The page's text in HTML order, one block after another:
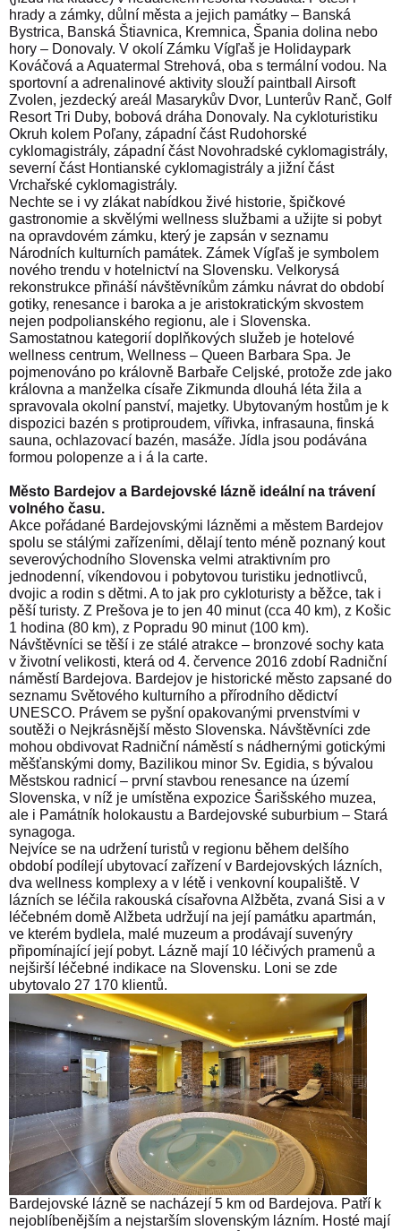
hrady a zámky, důlní města a jejich památky – Banská
Bystrica, Banská Štiavnica, Kremnica, Špania dolina nebo
hory – Donovaly. V okolí Zámku Vígľaš je Holidaypark
Kováčová a Aquatermal Strehová, oba s termální vodou. Na
sportovní a adrenalinové aktivity slouží paintball Airsoft
Zvolen, jezdecký areál Masarykův Dvor, Lunterův Ranč, Golf
Resort Tri Duby, bobová dráha Donovaly. Na cykloturistiku
Okruh kolem Poľany, západní část Rudohorské
cyklomagistrály, západní část Novohradské cyklomagistrály,
severní část Hontianské cyklomagistrály a jižní část
Vrchařské cyklomagistrály.
Nechte se i vy zlákat nabídkou živé historie, špičkové
gastronomie a skvělými wellness službami a užijte si pobyt
na opravdovém zámku, který je zapsán v seznamu
Národních kulturních památek. Zámek Vígľaš je symbolem
nového trendu v hotelnictví na Slovensku. Velkorysá
rekonstrukce přináší návštěvníkům zámku návrat do období
gotiky, renesance i baroka a je aristokratickým skvostem
nejen podpolianského regionu, ale i Slovenska.
Samostatnou kategorií doplňkových služeb je hotelové
wellness centrum, Wellness – Queen Barbara Spa. Je
pojmenováno po královně Barbaře Celjské, protože zde jako
královna a manželka císaře Zikmunda dlouhá léta žila a
spravovala okolní panství, majetky. Ubytovaným hostům je k
dispozici bazén s protiproudem, vířivka, infrasauna, finská
sauna, ochlazovací bazén, masáže. Jídla jsou podávána
formou polopenze a i á la carte.
Město Bardejov a Bardejovské lázně ideální na trávení
volného času.
Akce pořádané Bardejovskými lázněmi a městem Bardejov
spolu se stálými zařízeními, dělají tento méně poznaný kout
severovýchodního Slovenska velmi atraktivním pro
jednodenní, víkendovou i pobytovou turistiku jednotlivců,
dvojic a rodin s dětmi. A to jak pro cykloturisty a běžce, tak i
pěší turisty. Z Prešova je to jen 40 minut (cca 40 km), z Košic
1 hodina (80 km), z Popradu 90 minut (100 km).
Návštěvníci se těší i ze stálé atrakce – bronzové sochy kata
v životní velikosti, která od 4. července 2016 zdobí Radniční
náměstí Bardejova. Bardejov je historické město zapsané do
seznamu Světového kulturního a přírodního dědictví
UNESCO. Právem se pyšní opakovanými prvenstvími v
soutěži o Nejkrásnější město Slovenska. Návštěvníci zde
mohou obdivovat Radniční náměstí s nádhernými gotickými
měšťanskými domy, Bazilikou minor Sv. Egidia, s bývalou
Městskou radnicí – první stavbou renesance na území
Slovenska, v níž je umístěna expozice Šarišského muzea,
ale i Památník holokaustu a Bardejovské suburbium – Stará
synagoga.
Nejvíce se na udržení turistů v regionu během delšího
období podílejí ubytovací zařízení v Bardejovských lázních,
dva wellness komplexy a v létě i venkovní koupaliště. V
lázních se léčila rakouská císařovna Alžběta, zvaná Sisi a v
léčebném domě Alžbeta udržují na její památku apartmán,
ve kterém bydlela, malé muzeum a prodávají suvenýry
připomínající její pobyt. Lázně mají 10 léčivých pramenů a
nejširší léčebné indikace na Slovensku. Loni se zde
ubytovalo 27 170 klientů.
Bardejovské lázně se nacházejí 5 km od Bardejova. Patří k
nejoblíbenějším a nejstarším slovenským lázním. Hosté mají